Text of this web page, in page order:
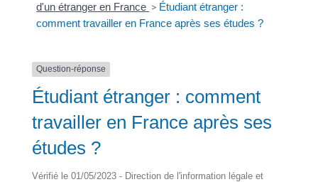
d'un étranger en France > Étudiant étranger :
comment travailler en France après ses études ?
Question-réponse
Étudiant étranger : comment
travailler en France après ses
études ?
Vérifié le 01/05/2023 - Direction de l'information légale et